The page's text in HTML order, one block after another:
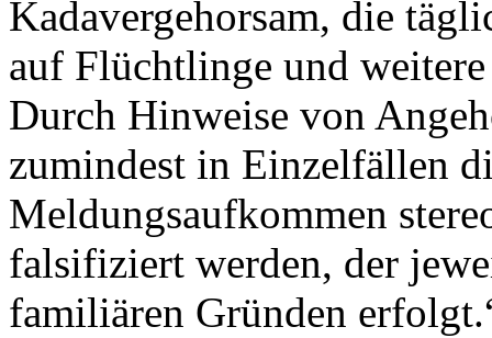
Kadavergehorsam, die
auf Flüchtlinge und
Durch Hinweise von
zumindest in Einzelfällen
Meldungsaufkommen
falsifiziert werden, der
familiären Gründen